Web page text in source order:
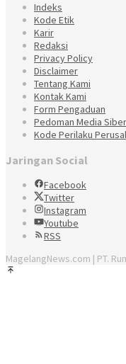
Indeks
Kode Etik
Karir
Redaksi
Privacy Policy
Disclaimer
Tentang Kami
Kontak Kami
Form Pengaduan
Pedoman Media Siber
Kode Perilaku
Jaringan Social
Facebook
Twitter
Instagram
Youtube
RSS
MagelangNews.com | PT.